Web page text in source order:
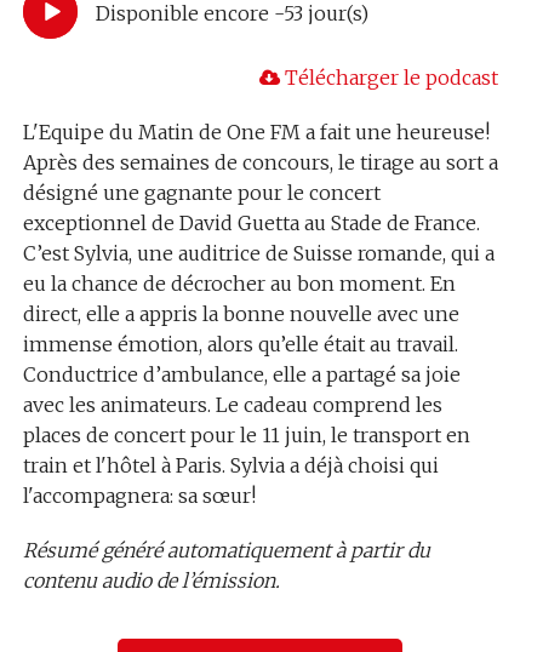
Disponible encore -53 jour(s)
Télécharger le podcast
L'Equipe du Matin de One FM a fait une heureuse!
Après des semaines de concours, le tirage au sort a
désigné une gagnante pour le concert
exceptionnel de David Guetta au Stade de France.
C’est Sylvia, une auditrice de Suisse romande, qui a
eu la chance de décrocher au bon moment. En
direct, elle a appris la bonne nouvelle avec une
immense émotion, alors qu’elle était au travail.
Conductrice d’ambulance, elle a partagé sa joie
avec les animateurs. Le cadeau comprend les
places de concert pour le 11 juin, le transport en
train et l'hôtel à Paris. Sylvia a déjà choisi qui
l'accompagnera: sa sœur!
Résumé généré automatiquement à partir du
contenu audio de l’émission.
Lire la transcription complète